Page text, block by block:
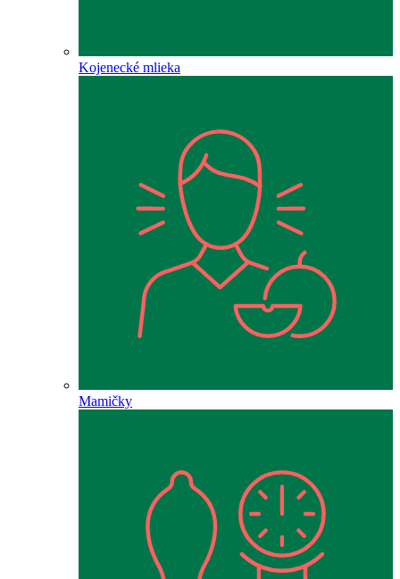
Kojenecké mlieka
Mamičky